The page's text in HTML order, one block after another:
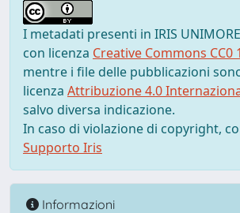
I metadati presenti in IRIS
con licenza Creative Commons CC0
mentre i file delle pubblicazioni
licenza Attribuzione 4.0
salvo diversa indicazione.
In caso di violazione di copyright,
Supporto Iris
Informazioni